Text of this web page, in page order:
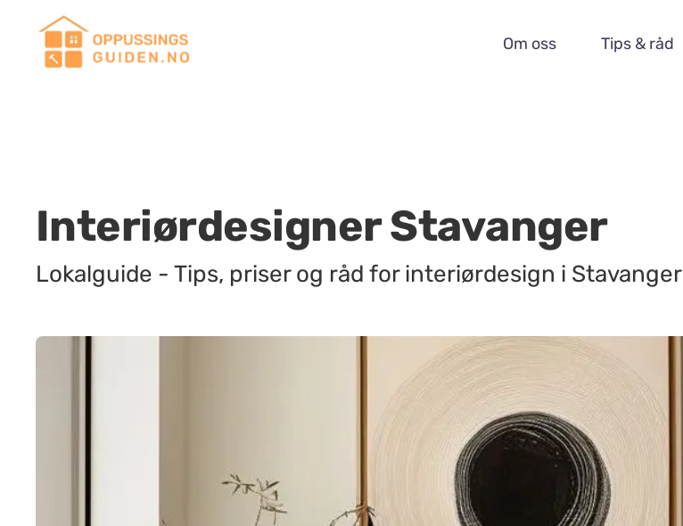
Om oss Tips & råd
Interiørdesigner Stavanger
Lokalguide - Tips, priser og råd for interiørdesign i Stavanger